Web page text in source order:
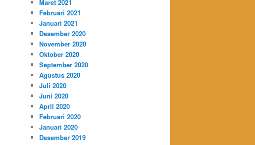
Maret 2021
Februari 2021
Januari 2021
Desember 2020
November 2020
Oktober 2020
September 2020
Agustus 2020
Juli 2020
Juni 2020
April 2020
Februari 2020
Januari 2020
Desember 2019